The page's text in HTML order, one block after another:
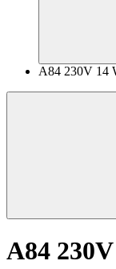
A84 230V 14
A84